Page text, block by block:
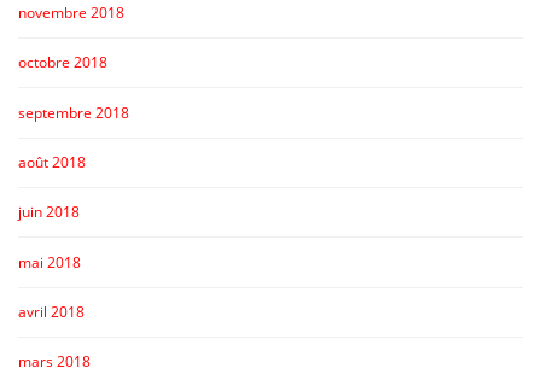
novembre 2018
octobre 2018
septembre 2018
août 2018
juin 2018
mai 2018
avril 2018
mars 2018